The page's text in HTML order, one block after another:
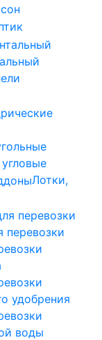
Лотки,
перевозки
удобрения
воды